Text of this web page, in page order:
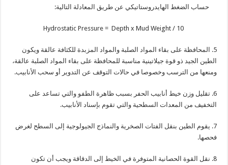
حساب الضغط الهايدروستاتيكي عن طريق المعادلة التالية:
10 / Hydrostatic Pressure = Depth x Mud Weight
5. المحافظة على بقاء المواد الصلبة والمواد المزبدة للكثافة عالقة ويكون
الطين الجيد ذو قوة جيلاتينية مناسبة للمحافظة على بقاء المواد الصلبة عالقة،
ومنعها من الترسب وخصوصا في حالات التوقف عن التدوير أو سحب الأنابيب.
6. تقليل وزن خيط أنابيب الحفر بسبب ظاهرة الطفو والتي تساعد على
التخفيف من المعدات السطحية والتي تقوم بإسناد الأنابيب.
7. يقوم الطين بنقل الفتات الصخرية والنماذج الجيولوجية إلى السطح لغرض
فحصها.
8. نقل القوة الحصانية المتوفرة في الخيط إلى الدقاقة ويجب أن تكون